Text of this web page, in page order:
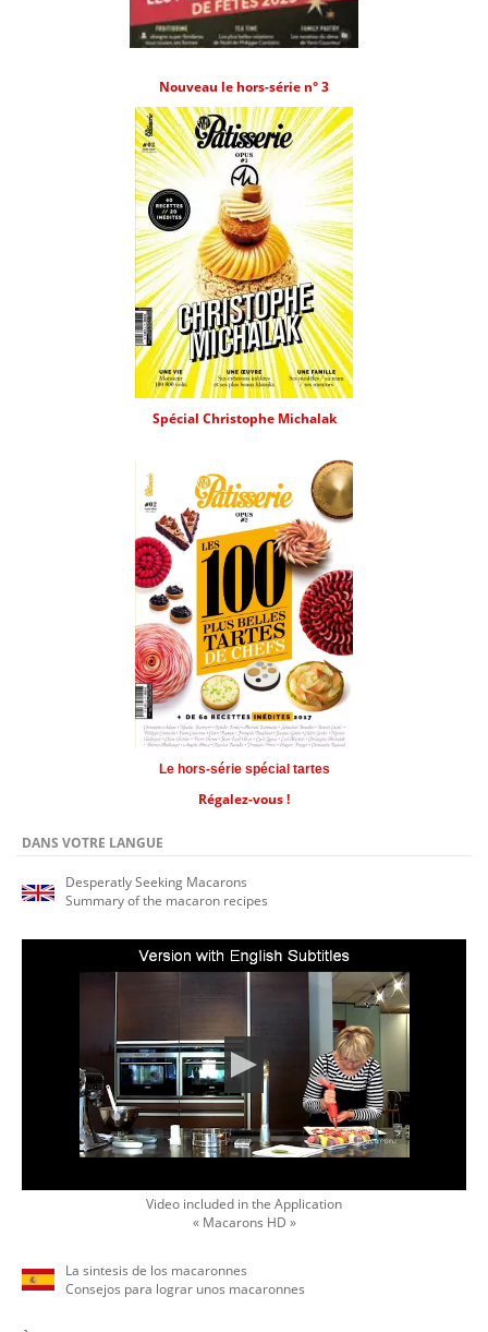
Nouveau le hors-série n° 3
Spécial Christophe Michalak
Le hors-série spécial tartes
Régalez-vous !
DANS VOTRE LANGUE
Desperatly Seeking Macarons
Summary of the macaron recipes
Video included in the Application
« Macarons HD »
La sintesis de los macaronnes
Consejos para lograr unos macaronnes